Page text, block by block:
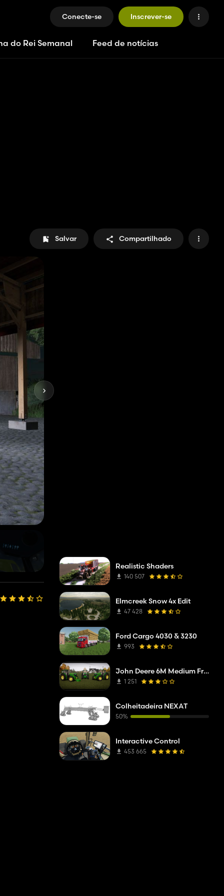
Conecte-se Inscrever-se
do Rei Semanal Feed de notícias
Salvar Compartilhado
Realistic Shaders
140 507
Elmcreek Snow 4x Edit
47 428
Ford Cargo 4030 & 3230
993
John Deere 6M Medium Frame 2020
1 251
Colheitadeira NEXAT
50%
Interactive Control
453 665